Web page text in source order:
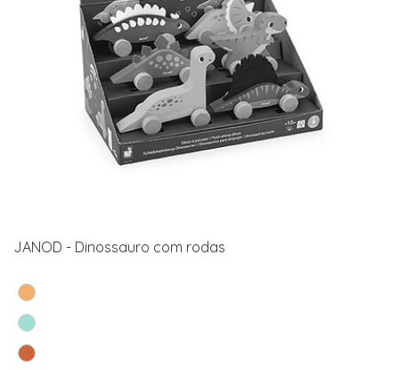
JANOD - Dinossauro com rodas